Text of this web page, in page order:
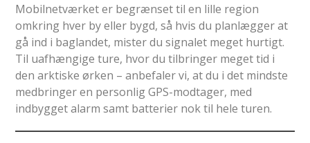
Mobilnetværket er begrænset til en lille region
omkring hver by eller bygd, så hvis du planlægger at
gå ind i baglandet, mister du signalet meget hurtigt.
Til uafhængige ture, hvor du tilbringer meget tid i
den arktiske ørken – anbefaler vi, at du i det mindste
medbringer en personlig GPS-modtager, med
indbygget alarm samt batterier nok til hele turen.